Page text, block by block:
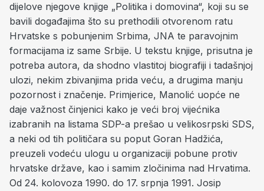
dijelove njegove knjige „Politika i domovina“, koji su se
bavili događajima što su prethodili otvorenom ratu
Hrvatske s pobunjenim Srbima, JNA te paravojnim
formacijama iz same Srbije. U tekstu knjige, prisutna je
potreba autora, da shodno vlastitoj biografiji i tadašnjoj
ulozi, nekim zbivanjima prida veću, a drugima manju
pozornost i značenje. Primjerice, Manolić uopće ne
daje važnost činjenici kako je veći broj vijećnika
izabranih na listama SDP-a prešao u velikosrpski SDS,
a neki od tih političara su poput Goran Hadžića,
preuzeli vodeću ulogu u organizaciji pobune protiv
hrvatske države, kao i samim zločinima nad Hrvatima.
Od 24. kolovoza 1990. do 17. srpnja 1991. Josip